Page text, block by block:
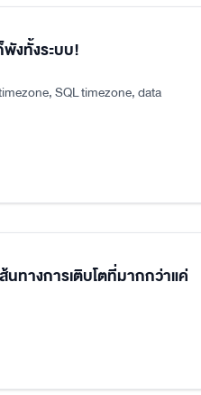
พังทั้งระบบ!
SQL timezone, data
นทางการเติบโตที่มากกว่าแค่